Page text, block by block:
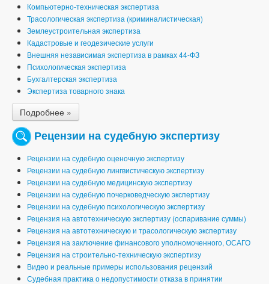
Компьютерно-техническая экспертиза
Трасологическая экспертиза (криминалистическая)
Землеустроительная экспертиза
Кадастровые и геодезические услуги
Внешняя независимая экспертиза в рамках 44-ФЗ
Психологическая экспертиза
Бухгалтерская экспертиза
Экспертиза товарного знака
Подробнее »
Рецензии на судебную экспертизу
Рецензии на судебную оценочную экспертизу
Рецензии на судебную лингвистическую экспертизу
Рецензии на судебную медицинскую экспертизу
Рецензии на судебную почерковедческую экспертизу
Рецензии на судебную психологическую экспертизу
Рецензия на автотехническую экспертизу (оспаривание суммы)
Рецензия на автотехническую и трасологическую экспертизу
Рецензия на заключение финансового уполномоченного, ОСАГО
Рецензия на строительно-техническую экспертизу
Видео и реальные примеры использования рецензий
Судебная практика о недопустимости отказа в принятии